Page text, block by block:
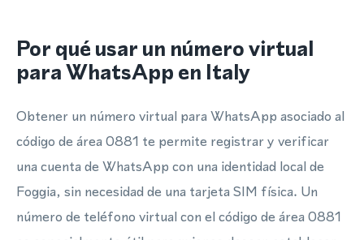
Por qué usar un número virtual
para WhatsApp en Italy
Obtener un número virtual para WhatsApp asociado al
código de área 0881 te permite registrar y verificar
una cuenta de WhatsApp con una identidad local de
Foggia, sin necesidad de una tarjeta SIM física. Un
número de teléfono virtual con el código de área 0881